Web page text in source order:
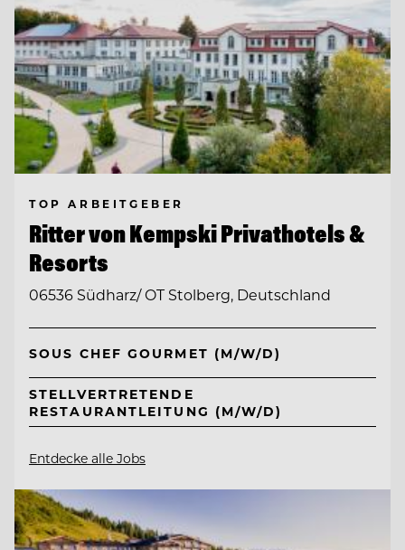
TOP ARBEITGEBER
Ritter von Kempski Privathotels &
Resorts
06536 Südharz/ OT Stolberg, Deutschland
SOUS CHEF GOURMET (M/W/D)
STELLVERTRETENDE
RESTAURANTLEITUNG (M/W/D)
Entdecke alle Jobs